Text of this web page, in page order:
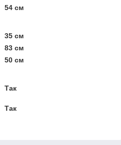
54 см
35 см
83 см
50 см
Так
Так